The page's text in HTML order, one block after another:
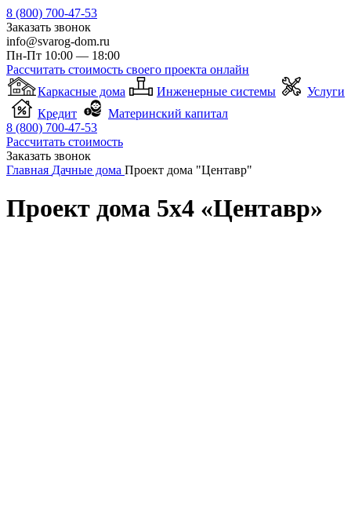
8 (800) 700-47-53
Заказать звонок
info@svarog-dom.ru
Пн-Пт 10:00 — 18:00
Рассчитать стоимость своего проекта онлайн
Каркасные дома
Инженерные системы
Услуги
Кредит
Материнский капитал
8 (800) 700-47-53
Рассчитать стоимость
Заказать звонок
Главная Дачные дома Проект дома "Центавр"
Проект дома 5х4 «Центавр»